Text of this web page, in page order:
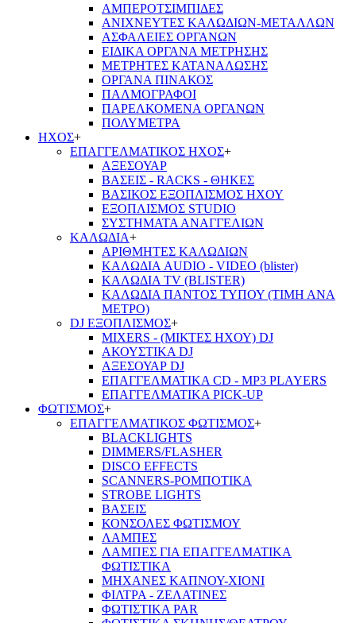
ΑΜΠΕΡΟΤΣΙΜΠΙΔΕΣ
ΑΝΙΧΝΕΥΤΕΣ ΚΑΛΩΔΙΩΝ-ΜΕΤΑΛΛΩΝ
ΑΣΦΑΛΕΙΕΣ ΟΡΓΑΝΩΝ
ΕΙΔΙΚΑ ΟΡΓΑΝΑ ΜΕΤΡΗΣΗΣ
ΜΕΤΡΗΤΕΣ ΚΑΤΑΝΑΛΩΣΗΣ
ΟΡΓΑΝΑ ΠΙΝΑΚΟΣ
ΠΑΛΜΟΓΡΑΦΟΙ
ΠΑΡΕΛΚΟΜΕΝΑ ΟΡΓΑΝΩΝ
ΠΟΛΥΜΕΤΡΑ
ΗΧΟΣ+
ΕΠΑΓΓΕΛΜΑΤΙΚΟΣ ΗΧΟΣ+
ΑΞΕΣΟΥΑΡ
ΒΑΣΕΙΣ - RACKS - ΘΗΚΕΣ
ΒΑΣΙΚΟΣ ΕΞΟΠΛΙΣΜΟΣ ΗΧΟΥ
ΕΞΟΠΛΙΣΜΟΣ STUDIO
ΣΥΣΤΗΜΑΤΑ ΑΝΑΓΓΕΛΙΩΝ
ΚΑΛΩΔΙΑ+
ΑΡΙΘΜΗΤΕΣ ΚΑΛΩΔΙΩΝ
ΚΑΛΩΔΙΑ AUDIO - VIDEO (blister)
ΚΑΛΩΔΙΑ TV (BLISTER)
ΚΑΛΩΔΙΑ ΠΑΝΤΟΣ ΤΥΠΟΥ (ΤΙΜΗ ΑΝΑ
ΜΕΤΡΟ)
DJ ΕΞΟΠΛΙΣΜΟΣ+
MIXERS - (ΜΙΚΤΕΣ ΗΧΟΥ) DJ
ΑΚΟΥΣΤΙΚΑ DJ
ΑΞΕΣΟΥΑΡ DJ
ΕΠΑΓΓΕΛΜΑΤΙΚΑ CD - ΜΡ3 PLAYERS
ΕΠΑΓΓΕΛΜΑΤΙΚΑ PICK-UP
ΦΩΤΙΣΜΟΣ+
ΕΠΑΓΓΕΛΜΑΤΙΚΟΣ ΦΩΤΙΣΜΟΣ+
BLACKLIGHTS
DIMMERS/FLASHER
DISCO EFFECTS
SCANNERS-ΡΟΜΠΟΤΙΚΑ
STROBE LIGHTS
ΒΑΣΕΙΣ
ΚΟΝΣΟΛΕΣ ΦΩΤΙΣΜΟΥ
ΛΑΜΠΕΣ
ΛΑΜΠΕΣ ΓΙΑ ΕΠΑΓΓΕΛΜΑΤΙΚΑ
ΦΩΤΙΣΤΙΚΑ
ΜΗΧΑΝΕΣ ΚΑΠΝΟΥ-ΧΙΟΝΙ
ΦΙΛΤΡΑ - ΖΕΛΑΤΙΝΕΣ
ΦΩΤΙΣΤΙΚΑ PAR